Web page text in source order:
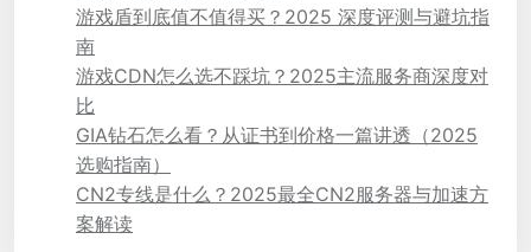
游戏盾到底值不值得买？2025 深度评测与避坑指
南
游戏CDN怎么选不踩坑？2025主流服务商深度对
比
GIA钻石怎么看？从证书到价格一篇讲透（2025
选购指南）
CN2专线是什么？2025最全CN2服务器与加速方
案解读